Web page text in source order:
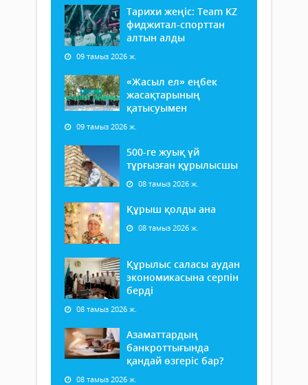
Тарихи жеңіс: Team KZ
фиджитал-спорттан
алтын алды
09 тамыз 2026 ж.
«Жасыл ел» еңбек
жасақтарының
қатысуымен
09 тамыз 2026 ж.
500-ге жуық үй
тұрғызған құрылысшы
08 тамыз 2026 ж.
Құрыш қолды ана
08 тамыз 2026 ж.
Құрылыс саласы аудан
экономикасына серпін
берді
08 тамыз 2026 ж.
Азаматтардың
банкроттығында
қандай өзгеріс бар?
08 тамыз 2026 ж.